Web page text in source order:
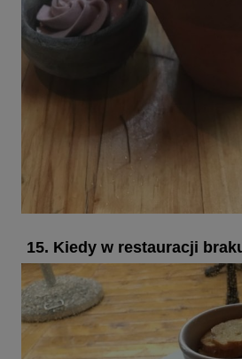
15. Kiedy w restauracji